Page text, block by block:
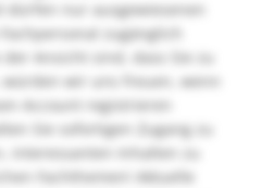
nur ausgewiesenen
zugänglich
Ansicht sind, dass Sie zu
wir uns freuen, wenn
Account registrieren
Sie sofortigen Zugang zu
interessanten Inhalten zu
Fachthemen! Aktuelle